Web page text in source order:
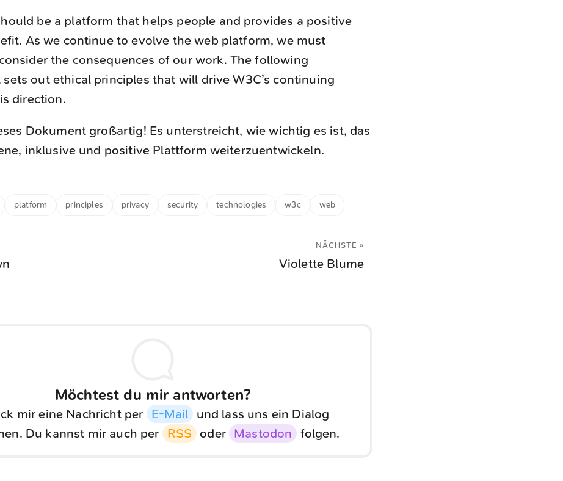
be a platform that helps people and provides a positive
As we continue to evolve the web platform, we must
the consequences of our work. The following
out ethical principles that will drive W3C’s continuing
direction.
Dokument großartig! Es unterstreicht, wie wichtig es ist, das
inklusive und positive Plattform weiterzuentwickeln.
platform principles privacy security technologies w3c web
NÄCHSTE »
Violette Blume
Möchtest du mir antworten?
mir eine Nachricht per E-Mail
und lass uns ein Dialog
Du kannst mir auch per
RSS oder Mastodon folgen.